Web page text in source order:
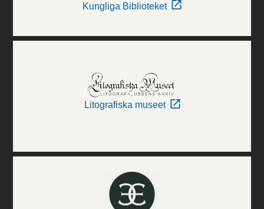
Kungliga Biblioteket
Litografiska museet